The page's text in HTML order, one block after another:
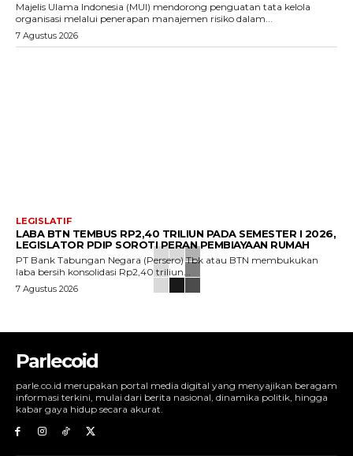
Majelis Ulama Indonesia (MUI) mendorong penguatan tata kelola
organisasi melalui penerapan manajemen risiko dalam...
7 Agustus 2026
LEGISLATIF
LABA BTN TEMBUS RP2,40 TRILIUN PADA SEMESTER I 2026,
LEGISLATOR PDIP SOROTI PERAN PEMBIAYAAN RUMAH
PT Bank Tabungan Negara (Persero) Tbk atau BTN membukukan
laba bersih konsolidasi Rp2,40 triliun...
7 Agustus 2026
Parlecoid
parle.co.id merupakan portal media digital yang menyajikan beragam
informasi terkini, mulai dari berita nasional, dinamika politik, hingga
kabar gaya hidup secara akurat.